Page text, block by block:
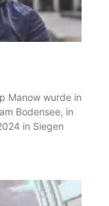
Manow wurde in
Bodensee, in
in Siegen